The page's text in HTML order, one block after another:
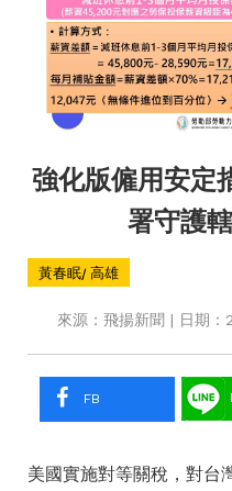
強化版僱用安定
署守護
黃春眠/ 高雄
來源：飛揚新聞 | 日期：
FB
美國實施對等關稅，對台